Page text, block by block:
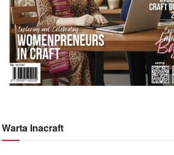
Warta Inacraft